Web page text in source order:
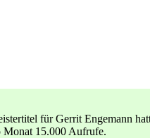
für Gerrit Engemann
Monat 15.000 Aufrufe.